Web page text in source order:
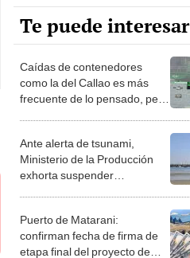
Te puede interesar
Caídas de contenedores
como la del Callao es más
frecuente de lo pensado, pero
millones
Ante alerta de tsunami,
Ministerio de la Producción
exhorta suspender
Puerto de Matarani:
confirman fecha de firma de
etapa final del proyecto de